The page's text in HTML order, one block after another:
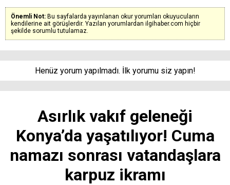
Önemli Not: Bu sayfalarda yayınlanan okur yorumları okuyucuların
kendilerine ait görüşlerdir. Yazılan yorumlardan ilgihaber.com hiçbir
şekilde sorumlu tutulamaz.
Henüz yorum yapılmadı. İlk yorumu siz yapın!
Asırlık vakıf geleneği
Konya’da yaşatılıyor! Cuma
namazı sonrası vatandaşlara
karpuz ikramı